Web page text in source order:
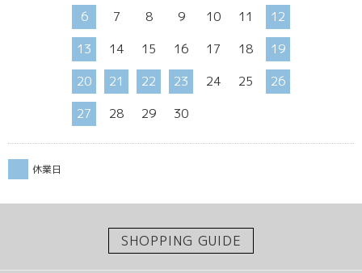
6
7 8 9 10 11
12
13
14 15 16 17 18
19
20
21 22 23 24 25
26
27
28 29 30
休業日
SHOPPING GUIDE